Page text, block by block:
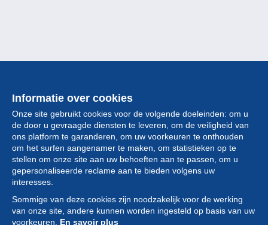
Informatie over cookies
Onze site gebruikt cookies voor de volgende doeleinden: om u
de door u gevraagde diensten te leveren, om de veiligheid van
ons platform te garanderen, om uw voorkeuren te onthouden
om het surfen aangenamer te maken, om statistieken op te
stellen om onze site aan uw behoeften aan te passen, om u
gepersonaliseerde reclame aan te bieden volgens uw
interesses.
Sommige van deze cookies zijn noodzakelijk voor de werking
van onze site, andere kunnen worden ingesteld op basis van uw
voorkeuren. En savoir plus
Collectie
Nieuws